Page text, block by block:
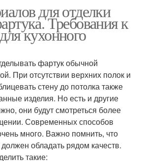
для отделки
Требования к
кухонного
фартук обычной
При отсутствии верхних полок и
стену до потолка также
изделия. Но есть и другие
они будут смотреться более
Современных способов
много. Важно помнить, что
обладать рядом качеств.
такие: